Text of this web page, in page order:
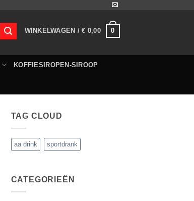
WINKELWAGEN /€ 0,00 0
KOFFIESIROPEN-SIROOP
TAG CLOUD
aa drink sportdrank
CATEGORIEËN